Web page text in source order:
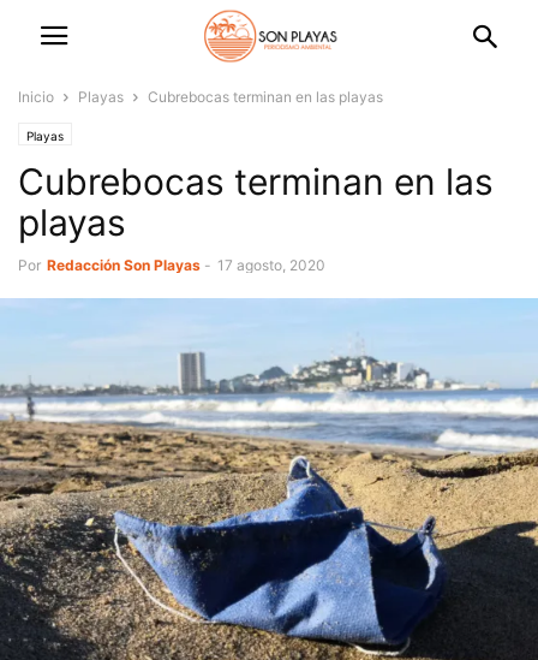
Inicio Playas Cubrebocas terminan en las playas
Playas
Cubrebocas terminan en las
playas
Por Redacción Son Playas - 17 agosto, 2020